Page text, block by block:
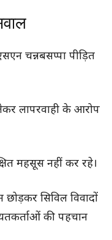
चन्नबसप्पा पीड़ित
लापरवाही के आरोप
महसूस नहीं कर रहे।
सिविल विवादों
की पहचान